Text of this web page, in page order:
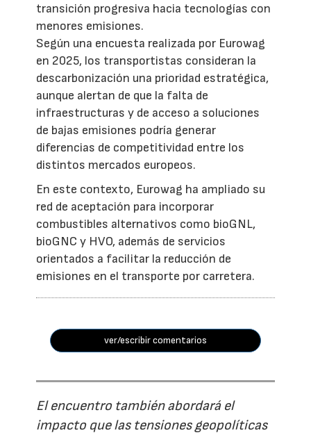
transición progresiva hacia tecnologías con
menores emisiones.
Según una encuesta realizada por Eurowag
en 2025, los transportistas consideran la
descarbonización una prioridad estratégica,
aunque alertan de que la falta de
infraestructuras y de acceso a soluciones
de bajas emisiones podría generar
diferencias de competitividad entre los
distintos mercados europeos.
En este contexto, Eurowag ha ampliado su
red de aceptación para incorporar
combustibles alternativos como bioGNL,
bioGNC y HVO, además de servicios
orientados a facilitar la reducción de
emisiones en el transporte por carretera.
ver/escribir comentarios
El encuentro también abordará el
impacto que las tensiones geopolíticas